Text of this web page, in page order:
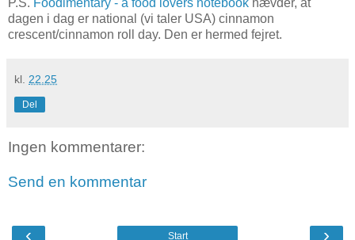
P.S. Foodimentary - a food lovers notebook hævder, at
dagen i dag er national (vi taler USA) cinnamon
crescent/cinnamon roll day. Den er hermed fejret.
kl. 22.25
Del
Ingen kommentarer:
Send en kommentar
‹ ›
Start